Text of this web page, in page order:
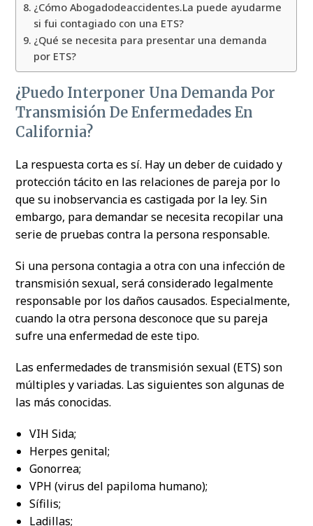
¿Cómo Abogadodeaccidentes.La puede ayudarme
si fui contagiado con una ETS?
¿Qué se necesita para presentar una demanda
por ETS?
¿Puedo Interponer Una Demanda Por
Transmisión De Enfermedades En
California?
La respuesta corta es sí. Hay un deber de cuidado y
protección tácito en las relaciones de pareja por lo
que su inobservancia es castigada por la ley. Sin
embargo, para demandar se necesita recopilar una
serie de pruebas contra la persona responsable.
Si una persona contagia a otra con una infección de
transmisión sexual, será considerado legalmente
responsable por los daños causados. Especialmente,
cuando la otra persona desconoce que su pareja
sufre una enfermedad de este tipo.
Las enfermedades de transmisión sexual (ETS) son
múltiples y variadas. Las siguientes son algunas de
las más conocidas.
VIH Sida;
Herpes genital;
Gonorrea;
VPH (virus del papiloma humano);
Sífilis;
Ladillas;